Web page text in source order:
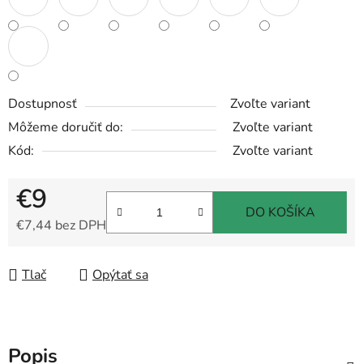
Dostupnosť
Zvoľte variant
Môžeme doručiť do:
Zvoľte variant
Kód:
Zvoľte variant
€9
€7,44 bez DPH
DO KOŠÍKA
Tlač Opýtať sa
Popis